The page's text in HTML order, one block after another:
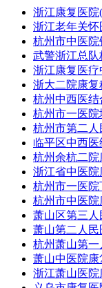
浙江康复医
浙江老年关怀
杭州市中医
武警浙江总
浙江康复医疗
浙大二院康复
杭州中西医结
杭州市一医
杭州市第二
临平区中西医
杭州余杭二
浙江省中医院
杭州市一医
杭州市中医院
萧山区第三
萧山第二人
杭州萧山第
萧山中医院
浙江萧山医